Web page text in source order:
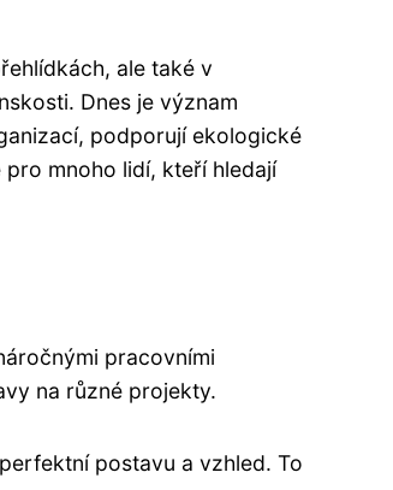
ale také v
Dnes je význam
podporují ekologické
mnoho lidí, kteří hledají
pracovními
na různé projekty.
postavu a vzhled. To